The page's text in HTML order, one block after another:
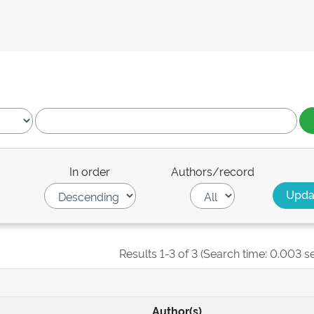
In order Authors/record
Results 1-3 of 3 (Search time: 0.003
Author(s)